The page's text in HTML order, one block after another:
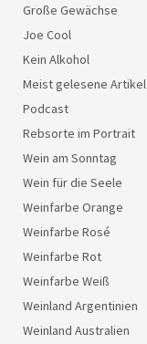
Große Gewächse
Joe Cool
Kein Alkohol
Meist gelesene Artikel
Podcast
Rebsorte im Portrait
Wein am Sonntag
Wein für die Seele
Weinfarbe Orange
Weinfarbe Rosé
Weinfarbe Rot
Weinfarbe Weiß
Weinland Argentinien
Weinland Australien